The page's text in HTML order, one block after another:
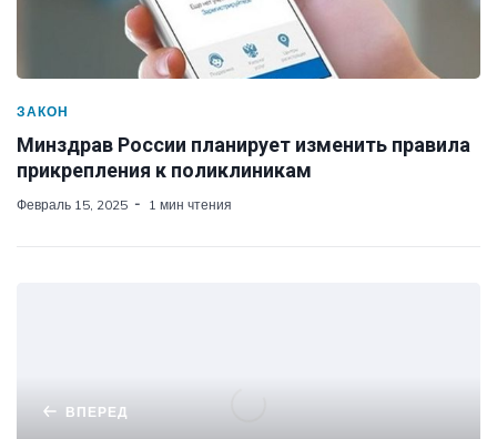
ЗАКОН
Минздрав России планирует изменить правила
прикрепления к поликлиникам
Февраль 15, 2025 1 мин чтения
ВПЕРЕД